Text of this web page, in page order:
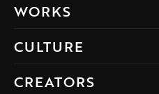
WORKS
CULTURE
CREATORS